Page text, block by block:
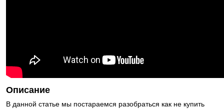
Описание
В данной статье мы постараемся разобраться как не купить